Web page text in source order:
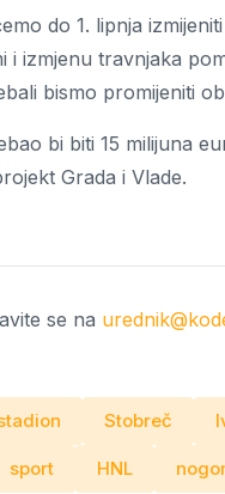
do 1. lipnja
i izmjenu travnjaka
bismo promijeniti
bi biti 15 milijuna
Grada i Vlade.
se na
Stobreč
sport HNL